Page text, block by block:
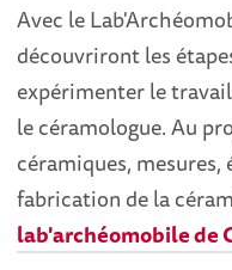
Avec le
découvriront les
expérimenter le
le céramologue. Au
céramiques, mesures,
fabrication de la
lab'archéomobile de